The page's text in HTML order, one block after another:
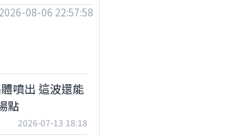
08-06 22:57:58
噴出 這波還能
點
2026-07-13 18:18